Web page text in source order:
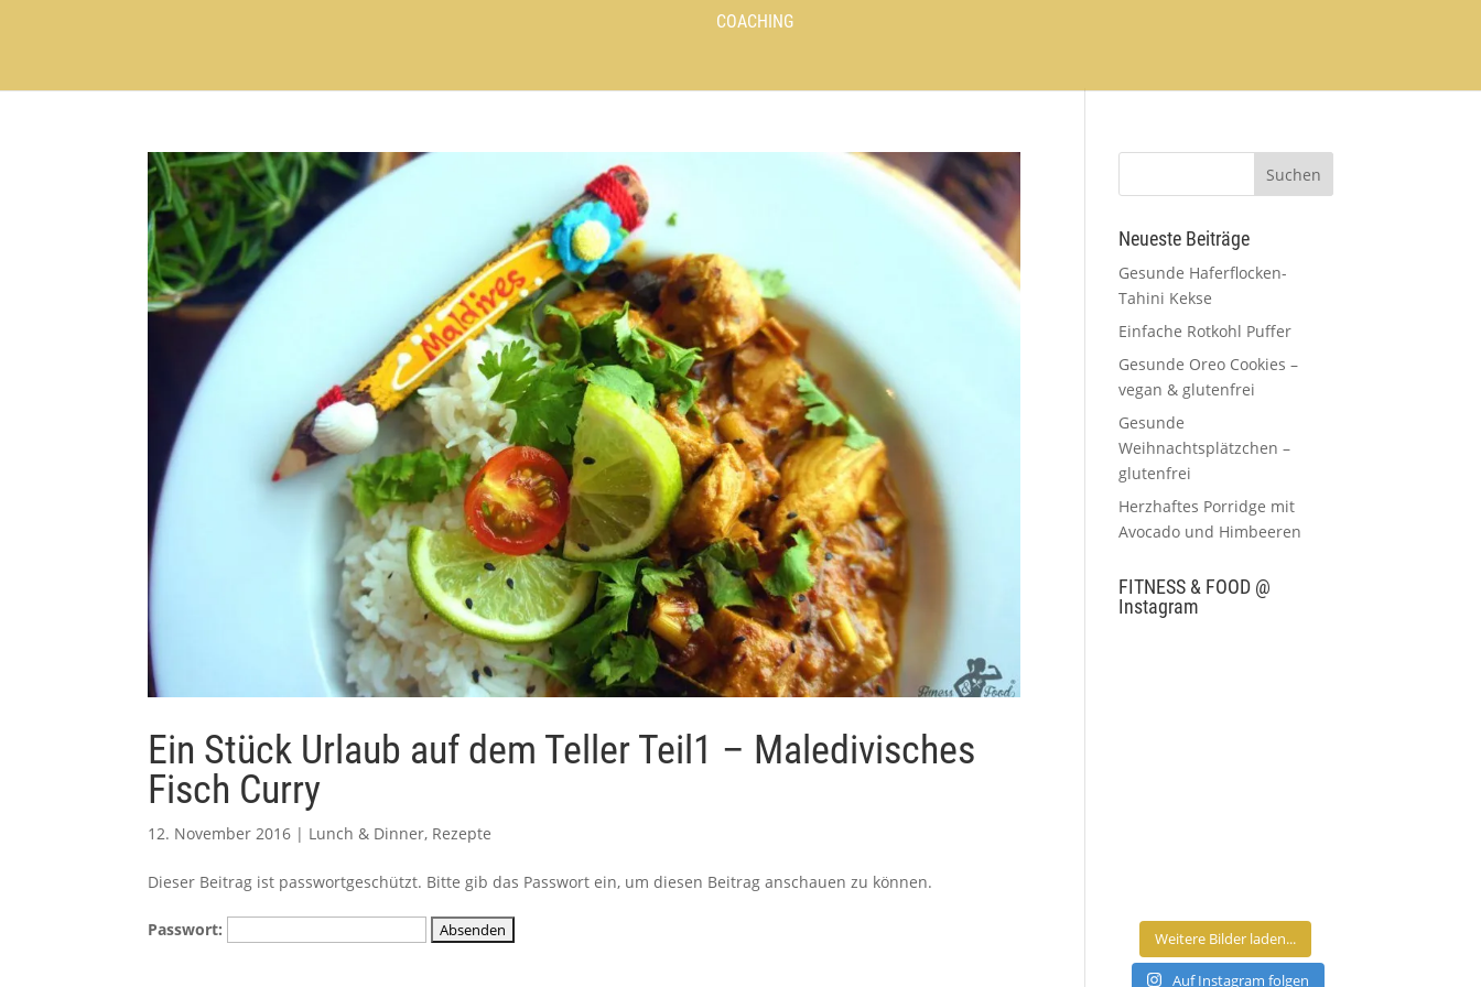
COACHING
Ein Stück Urlaub auf dem Teller Teil1 – Maledivisches
Fisch Curry
12. November 2016 | Lunch & Dinner, Rezepte
Dieser Beitrag ist passwortgeschützt. Bitte gib das Passwort ein, um diesen Beitrag anschauen zu können.
Passwort:
Neueste Beiträge
Gesunde Haferflocken-
Tahini Kekse
Einfache Rotkohl Puffer
Gesunde Oreo Cookies –
vegan & glutenfrei
Gesunde
Weihnachtsplätzchen –
glutenfrei
Herzhaftes Porridge mit
Avocado und Himbeeren
FITNESS & FOOD @
Instagram
Weitere Bilder laden...
Auf Instagram folgen